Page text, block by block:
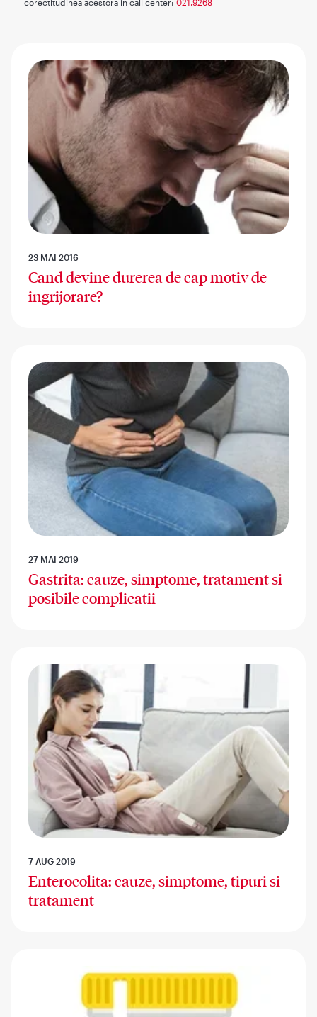
corectitudinea acestora in call center: 021.9268
23 MAI 2016
Cand devine durerea de cap motiv de
ingrijorare?
27 MAI 2019
Gastrita: cauze, simptome, tratament si
posibile complicatii
7 AUG 2019
Enterocolita: cauze, simptome, tipuri si
tratament